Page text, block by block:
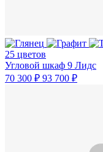
25 цветов
Угловой шкаф 9 Лидс
70 300 ₽ 93 700 ₽